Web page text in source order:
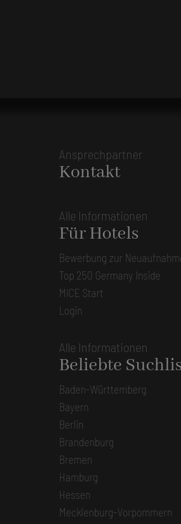
Ansprechpartner
Kontakt
Alle Informationen
Für Hotels
Bewerbung zur
Top 250 Germany Inside
MICE Start
Login
Alle Informationen
Beliebte
Baden-Württemberg
Bayern
Berlin
Brandenburg
Bremen
Hamburg
Hessen
Mecklenburg-Vorpommern